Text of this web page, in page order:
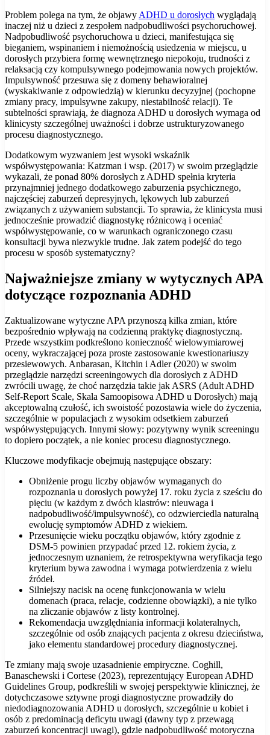
Problem polega na tym, że objawy ADHD u dorosłych wyglądają
inaczej niż u dzieci z zespołem nadpobudliwości psychoruchowej.
Nadpobudliwość psychoruchowa u dzieci, manifestująca się
bieganiem, wspinaniem i niemożnością usiedzenia w miejscu, u
dorosłych przybiera formę wewnętrznego niepokoju, trudności z
relaksacją czy kompulsywnego podejmowania nowych projektów.
Impulsywność przesuwa się z domeny behawioralnej
(wyskakiwanie z odpowiedzią) w kierunku decyzyjnej (pochopne
zmiany pracy, impulsywne zakupy, niestabilność relacji). Te
subtelności sprawiają, że diagnoza ADHD u dorosłych wymaga od
klinicysty szczególnej uważności i dobrze ustrukturyzowanego
procesu diagnostycznego.
Dodatkowym wyzwaniem jest wysoki wskaźnik
współwystępowania: Katzman i wsp. (2017) w swoim przeglądzie
wykazali, że ponad 80% dorosłych z ADHD spełnia kryteria
przynajmniej jednego dodatkowego zaburzenia psychicznego,
najczęściej zaburzeń depresyjnych, lękowych lub zaburzeń
związanych z używaniem substancji. To sprawia, że klinicysta musi
jednocześnie prowadzić diagnostykę różnicową i oceniać
współwystępowanie, co w warunkach ograniczonego czasu
konsultacji bywa niezwykle trudne. Jak zatem podejść do tego
procesu w sposób systematyczny?
Najważniejsze zmiany w wytycznych APA
dotyczące rozpoznania ADHD
Zaktualizowane wytyczne APA przynoszą kilka zmian, które
bezpośrednio wpływają na codzienną praktykę diagnostyczną.
Przede wszystkim podkreślono konieczność wielowymiarowej
oceny, wykraczającej poza proste zastosowanie kwestionariuszy
przesiewowych. Anbarasan, Kitchin i Adler (2020) w swoim
przeglądzie narzędzi screeningowych dla dorosłych z ADHD
zwrócili uwagę, że choć narzędzia takie jak ASRS (Adult ADHD
Self-Report Scale, Skala Samoopisowa ADHD u Dorosłych) mają
akceptowalną czułość, ich swoistość pozostawia wiele do życzenia,
szczególnie w populacjach z wysokim odsetkiem zaburzeń
współwystępujących. Innymi słowy: pozytywny wynik screeningu
to dopiero początek, a nie koniec procesu diagnostycznego.
Kluczowe modyfikacje obejmują następujące obszary:
Obniżenie progu liczby objawów wymaganych do
rozpoznania u dorosłych powyżej 17. roku życia z sześciu do
pięciu (w każdym z dwóch klastrów: nieuwaga i
nadpobudliwość/impulsywność), co odzwierciedla naturalną
ewolucję symptomów ADHD z wiekiem.
Przesunięcie wieku początku objawów, który zgodnie z
DSM-5 powinien przypadać przed 12. rokiem życia, z
jednoczesnym uznaniem, że retrospektywna weryfikacja tego
kryterium bywa zawodna i wymaga potwierdzenia z wielu
źródeł.
Silniejszy nacisk na ocenę funkcjonowania w wielu
domenach (praca, relacje, codzienne obowiązki), a nie tylko
na zliczanie objawów z listy kontrolnej.
Rekomendacja uwzględniania informacji kolateralnych,
szczególnie od osób znających pacjenta z okresu dzieciństwa,
jako elementu standardowej procedury diagnostycznej.
Te zmiany mają swoje uzasadnienie empiryczne. Coghill,
Banaschewski i Cortese (2023), reprezentujący European ADHD
Guidelines Group, podkreślili w swojej perspektywie klinicznej, że
dotychczasowe sztywne progi diagnostyczne prowadziły do
niedodiagnozowania ADHD u dorosłych, szczególnie u kobiet i
osób z predominacją deficytu uwagi (dawny typ z przewagą
zaburzeń koncentracji uwagi), gdzie nadpobudliwość motoryczna